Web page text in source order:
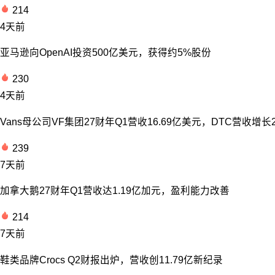
214
4天前
亚马逊向OpenAI投资500亿美元，获得约5%股份
230
4天前
Vans母公司VF集团27财年Q1营收16.69亿美元，DTC营收增长
239
7天前
加拿大鹅27财年Q1营收达1.19亿加元，盈利能力改善
214
7天前
鞋类品牌Crocs Q2财报出炉，营收创11.79亿新纪录